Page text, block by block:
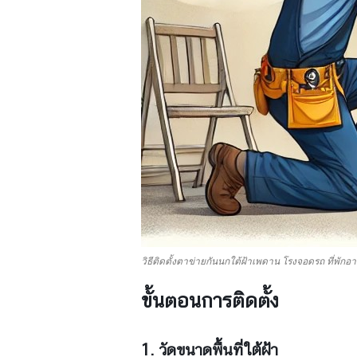
วิธีติดตั้งตาข่ายกันนกใต้ฝ้าเพดาน โรงจอดรถ ที่พักอ
ขั้นตอนการติดตั้ง
1. วัดขนาดพื้นที่ใต้ฝ้า